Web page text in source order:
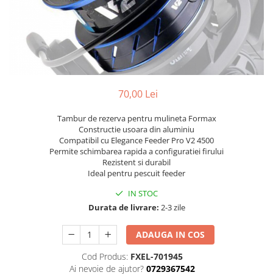
70,00 Lei
Tambur de rezerva pentru mulineta Formax
Constructie usoara din aluminiu
Compatibil cu Elegance Feeder Pro V2 4500
Permite schimbarea rapida a configuratiei firului
Rezistent si durabil
Ideal pentru pescuit feeder
IN STOC
Durata de livrare: 2-3 zile
ADAUGA IN COS
Cod Produs: FXEL-701945
Ai nevoie de ajutor? 0729367542